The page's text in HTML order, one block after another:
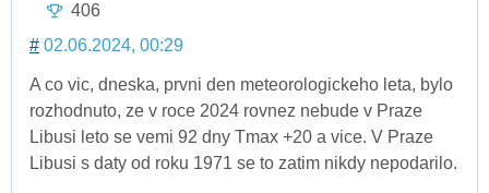
406
# 02.06.2024, 00:29
A co vic, dneska, prvni den meteorologickeho leta, bylo
rozhodnuto, ze v roce 2024 rovnez nebude v Praze
Libusi leto se vemi 92 dny Tmax +20 a vice. V Praze
Libusi s daty od roku 1971 se to zatim nikdy nepodarilo.